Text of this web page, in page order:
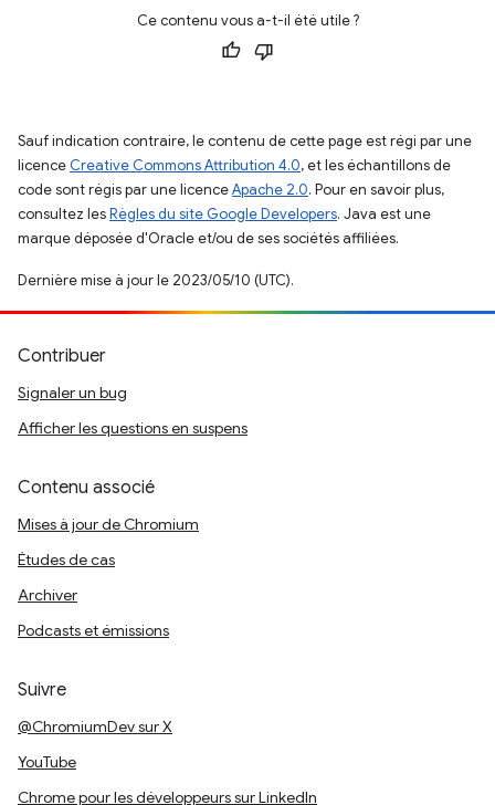
Ce contenu vous a-t-il été utile ?
Sauf indication contraire, le contenu de cette page est régi par une
licence Creative Commons Attribution 4.0, et les échantillons de
code sont régis par une licenceApache 2.0. Pour en savoir plus,
consultez lesRègles du site Google Developers. Java est une
marque déposée d'Oracle et/ou de ses sociétés affiliées.
Dernière mise à jour le 2023/05/10 (UTC).
Contribuer
Signaler un bug
Afficher les questions en suspens
Contenu associé
Mises à jour de Chromium
Études de cas
Archiver
Podcasts et émissions
Suivre
@ChromiumDev sur X
YouTube
Chrome pour les développeurs sur LinkedIn